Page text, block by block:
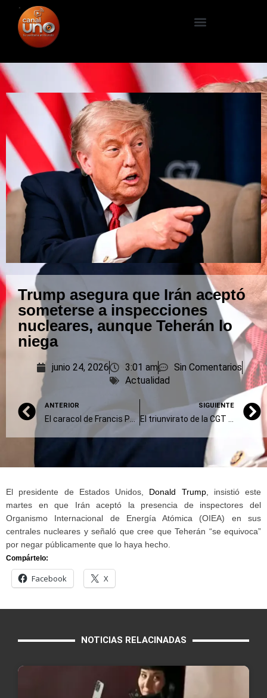
Trump asegura que Irán aceptó
someterse a inspecciones
nucleares, aunque Teherán lo
niega
junio 24, 2026 3:01 am
Sin Comentarios
Actualidad
ANTERIOR
El caracol de Francis Ponge
SIGUIENTE
El triunvirato de la CGT evalúa medidas mientras los gremios duros piden un paro de 36 horas
El presidente de Estados Unidos, Donald Trump, insistió este
martes en que Irán aceptó la presencia de inspectores del
Organismo Internacional de Energía Atómica (OIEA) en sus
centrales nucleares y señaló que cree que Teherán “se equivoca”
por negar públicamente que lo haya hecho.
Compártelo:
Facebook X
NOTICIAS RELACINADAS